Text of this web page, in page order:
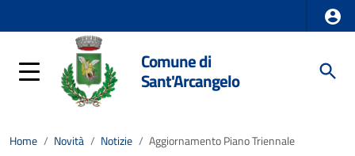
Comune di
Sant'Arcangelo
Home / Novità / Notizie / Aggiornamento Piano Triennale